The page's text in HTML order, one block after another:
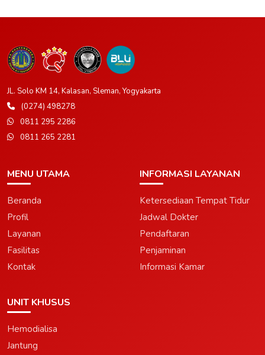
JL. Solo KM 14, Kalasan, Sleman, Yogyakarta
(0274) 498278
0811 295 2286
0811 265 2281
MENU UTAMA
Beranda
Profil
Layanan
Fasilitas
Kontak
INFORMASI LAYANAN
Ketersediaan Tempat Tidur
Jadwal Dokter
Pendaftaran
Penjaminan
Informasi Kamar
UNIT KHUSUS
Hemodialisa
Jantung